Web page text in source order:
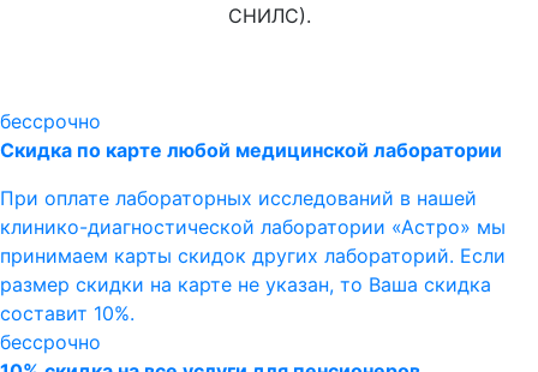
СНИЛС).
бессрочно
Скидка по карте любой медицинской лаборатории
При оплате лабораторных исследований в нашей
клинико-диагностической лаборатории «Астро» мы
принимаем карты скидок других лабораторий. Если
размер скидки на карте не указан, то Ваша скидка
составит 10%.
бессрочно